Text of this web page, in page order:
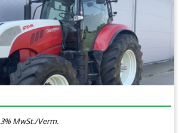
MwSt./Verm.